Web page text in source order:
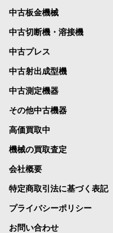
中古板金機械
中古切断機・溶接機
中古プレス
中古射出成型機
中古測定機器
その他中古機器
高価買取中
機械の買取査定
会社概要
特定商取引法に基づく表記
プライバシーポリシー
お問い合わせ